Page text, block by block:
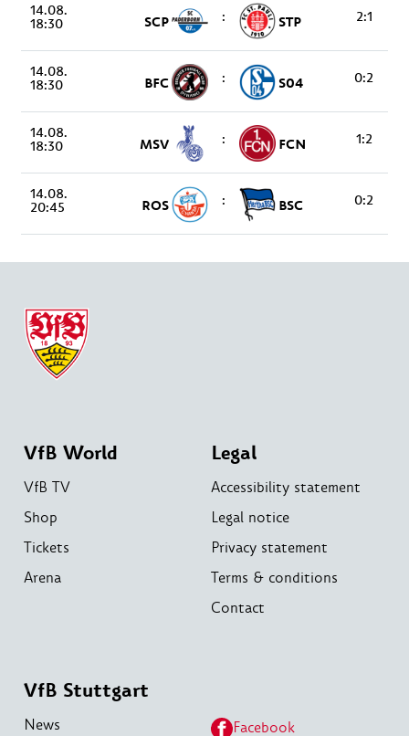
14.08.
18:30 SCP : STP 2:1
14.08.
18:30 BFC : S04 0:2
14.08.
18:30 MSV : FCN 1:2
14.08.
20:45 ROS : BSC 0:2
VfB World
VfB TV
Shop
Tickets
Arena
Legal
Accessibility statement
Legal notice
Privacy statement
Terms & conditions
Contact
VfB Stuttgart
News Facebook